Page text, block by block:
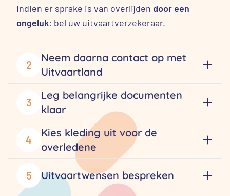
Indien er sprake is van overlijden door een
ongeluk: bel uw uitvaartverzekeraar.
2
Neem daarna contact op met
Uitvaartland
3
Leg belangrijke documenten
klaar
4
Kies kleding uit voor de
overledene
5 Uitvaartwensen bespreken